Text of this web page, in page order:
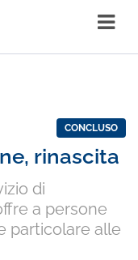
CONCLUSO
rinascita
di
a persone
particolare alle